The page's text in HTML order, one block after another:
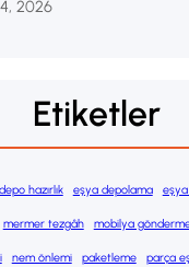
2026
Etiketler
depo hazırlık eşya depolama eşya
mermer tezgâh mobilya
nem önlemi paketleme parça